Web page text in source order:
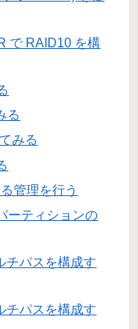
で RAID10 を構
る
みる
管理を行う
ーティションの
チパスを構成す
チパスを構成す